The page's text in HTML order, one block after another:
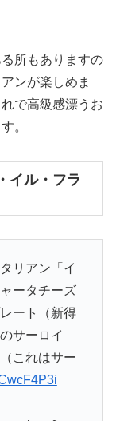
所もありますの
ンが楽しめま
で高級感漂うお
。
イル・フラ
リアン「イ
ータチーズ
ート（新得
サーロイ
これはサー